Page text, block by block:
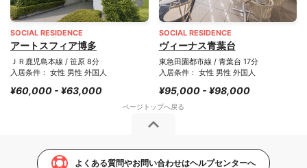
SOCIAL RESIDENCE
アートスフィア博多
ＪＲ鹿児島本線 / 笹原 8分
入居条件： 女性 男性 外国人
¥60,000 - ¥63,000
SOCIAL RESIDENCE
ヴィーナス青葉台
東急田園都市線 / 青葉台 17分
入居条件： 女性 男性 外国人
¥95,000 - ¥98,000
よくある質問やお問い合わせはヘルプセンターへ